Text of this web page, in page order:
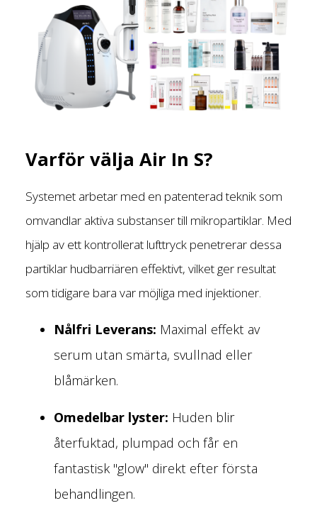
Varför välja Air In S?
Systemet arbetar med en patenterad teknik som
omvandlar aktiva substanser till mikropartiklar. Med
hjälp av ett kontrollerat lufttryck penetrerar dessa
partiklar hudbarriären effektivt, vilket ger resultat
som tidigare bara var möjliga med injektioner.
Nålfri Leverans: Maximal effekt av
serum utan smärta, svullnad eller
blåmärken.
Omedelbar lyster: Huden blir
återfuktad, plumpad och får en
fantastisk "glow" direkt efter första
behandlingen.